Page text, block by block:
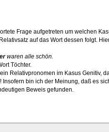
Frage aufgetreten um welchen
auf das Wort dessen folgt.
waren alle schön.
Töchter.
Relativpronomen im Kasus Genitiv,
bin ich der Meinung, daß es
Beweis gefunden.